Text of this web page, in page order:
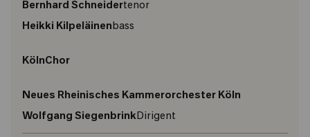
Bernhard Schneidertenor
Heikki Kilpeläinenbass
KölnChor
Neues Rheinisches Kammerorchester Köln
Wolfgang SiegenbrinkDirigent